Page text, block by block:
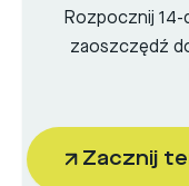
Rozpocznij
zaoszczędź
Zacznij